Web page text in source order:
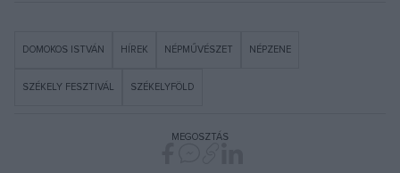
DOMOKOS ISTVÁN HÍREK NÉPMŰVÉSZET NÉPZENE
SZÉKELY FESZTIVÁL SZÉKELYFÖLD
MEGOSZTÁS